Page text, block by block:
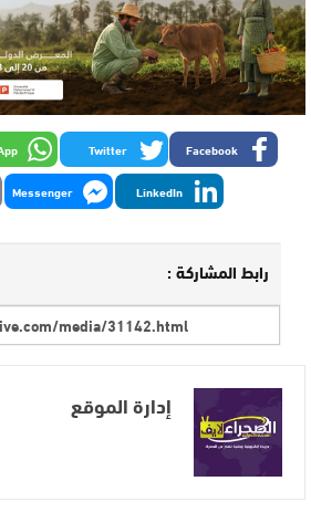
Facebook
Twitter
LinkedIn
Messenger
رابط المشاركة :
إدارة الموقع